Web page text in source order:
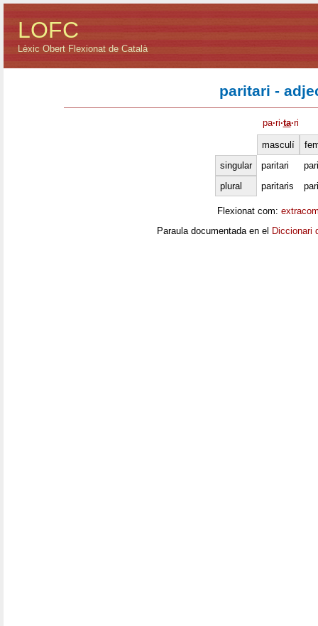
LOFC
Lèxic Obert Flexionat de Català
paritari -
pa·ri·ta·ri
masculí
singular
paritari
plural
paritaris
Flexionat com:
Paraula documentada en el Diccionari